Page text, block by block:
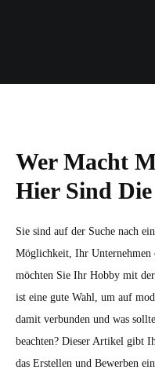
Wer Macht
Hier Sind
Sie sind auf der Suche nach
Möglichkeit, Ihr Unternehmen
möchten Sie Ihr Hobby mit
ist eine gute Wahl, um auf
damit verbunden und was
beachten? Dieser Artikel gibt
das Erstellen und Bewerben